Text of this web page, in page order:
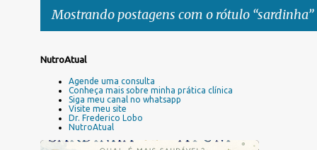
Mostrando postagens com o rótulo sardinha
P
NutroAtual
Agende uma consulta
Conheça mais sobre minha prática clínica
Siga meu canal no whatsapp
Visite meu site
Dr. Frederico Lobo
NutroAtual